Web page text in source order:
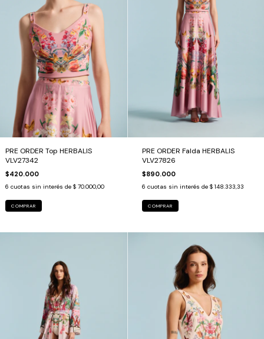
PRE ORDER Top HERBALIS
VLV27342
$420.000
6 cuotas sin interés de $ 70.000,00
COMPRAR
PRE ORDER Falda HERBALIS
VLV27826
$890.000
6 cuotas sin interés de $ 148.333,33
COMPRAR